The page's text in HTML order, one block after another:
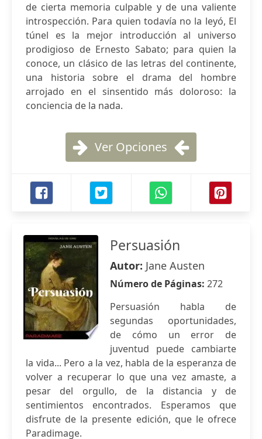
de cierta memoria culpable y de una valiente
introspección. Para quien todavía no la leyó, El
túnel es la mejor introducción al universo
prodigioso de Ernesto Sabato; para quien la
conoce, un clásico de las letras del continente,
una historia sobre el drama del hombre
arrojado en el sinsentido más doloroso: la
conciencia de la nada.
Ver Opciones
Persuasión
Autor: Jane Austen
Número de Páginas: 272
Persuasión habla de
segundas oportunidades,
de cómo un error de
juventud puede cambiarte
la vida... Pero a la vez, habla de la esperanza de
volver a recuperar lo que una vez amaste, a
pesar del orgullo, de la distancia y de
sentimientos encontrados. Esperamos que
disfrute de la presente edición, que le ofrece
Paradimage.